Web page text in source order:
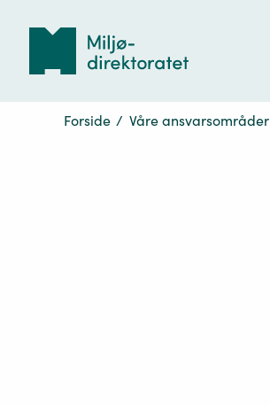
Forside / Våre ansvarsområder